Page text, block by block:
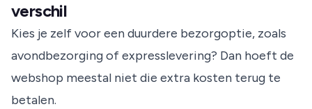
verschil
Kies je zelf voor een duurdere bezorgoptie, zoals
avondbezorging of expresslevering? Dan hoeft de
webshop meestal niet die extra kosten terug te
betalen.